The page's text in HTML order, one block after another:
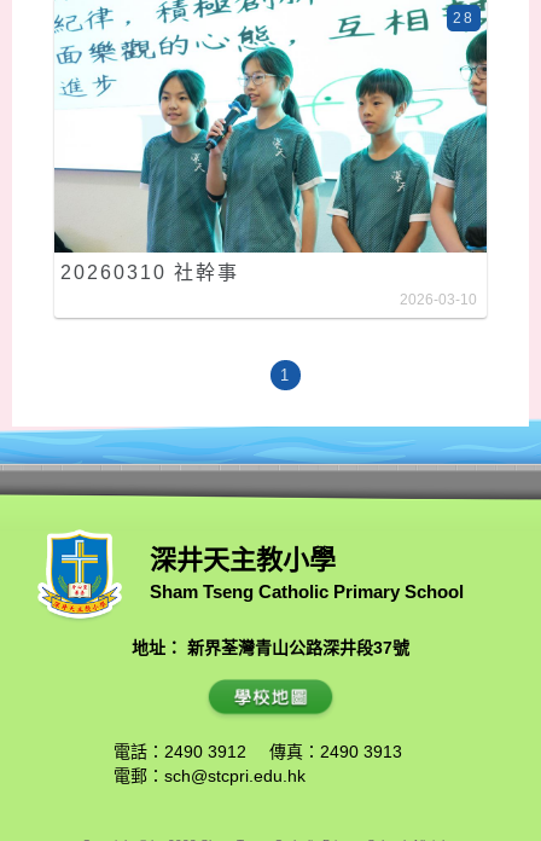
20260310 社幹事
28
2026-03-10
1
深井天主教小學
Sham Tseng Catholic Primary School
地址： 新界荃灣青山公路深井段37號
電話：2490 3912
傳真：2490 3913
電郵： sch@stcpri.edu.hk